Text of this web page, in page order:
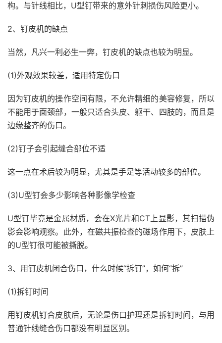
构。与针线相比，U型钉带来的意外针刺损伤风险更小。
2、钉皮机的缺点
当然，凡兴一利必生一弊，钉皮机的缺点也较为明显。
(1)外观效果较差，适用特定伤口
因为钉皮机的操作空间有限，不允许精细的美容修复，所以
不能用于面颈部，一般只适合头皮、躯干、四肢的，而且是
边缘整齐的伤口。
(2)钉子会引起缝合部位不适
这一点在术后较为明显，尤其是手足等活动较多的部位。
(3)U型钉会多少影响各种影像学检查
U型钉毕竟是金属材质，会在X光片和CT上显影，其扫描伪
影会影响观察。此外，在磁共振检查的磁场作用下，皮肤上
的U型钉很可能被撕脱。
3、用钉皮机闭合伤口，什么时候“拆钉”，如何“拆”
(1)拆钉时间
用钉皮机钉合皮肤后，无论是伤口护理还是拆钉时间，与用
普通针线缝合伤口都没有明显区别。